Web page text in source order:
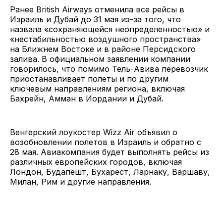
Ранее British Airways отменила все рейсы в
Израиль и Дубай до 31 мая из-за того, что
назвала «сохраняющейся неопределенностью» и
«нестабильностью воздушного пространства»
на Ближнем Востоке и в районе Персидского
залива. В официальном заявлении компании
говорилось, что помимо Тель-Авива перевозчик
приостанавливает полеты и по другим
ключевым направлениям региона, включая
Бахрейн, Амман в Иордании и Дубай.
Венгерский лоукостер Wizz Air объявил о
возобновлении полетов в Израиль и обратно с
28 мая. Авиакомпания будет выполнять рейсы из
различных европейских городов, включая
Лондон, Будапешт, Бухарест, Ларнаку, Варшаву,
Милан, Рим и другие направления.